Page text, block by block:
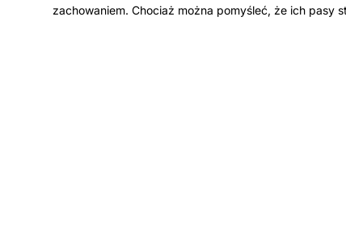
zachowaniem. Chociaż można pomyśleć, że ich pasy